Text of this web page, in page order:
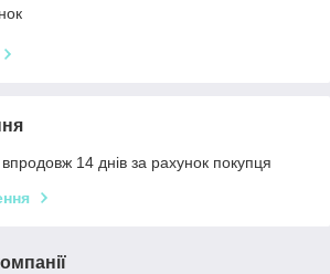
14 днів за рахунок покупця